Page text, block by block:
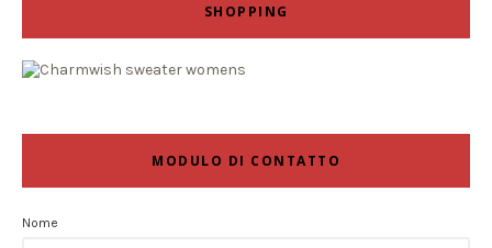
SHOPPING
MODULO DI CONTATTO
Nome